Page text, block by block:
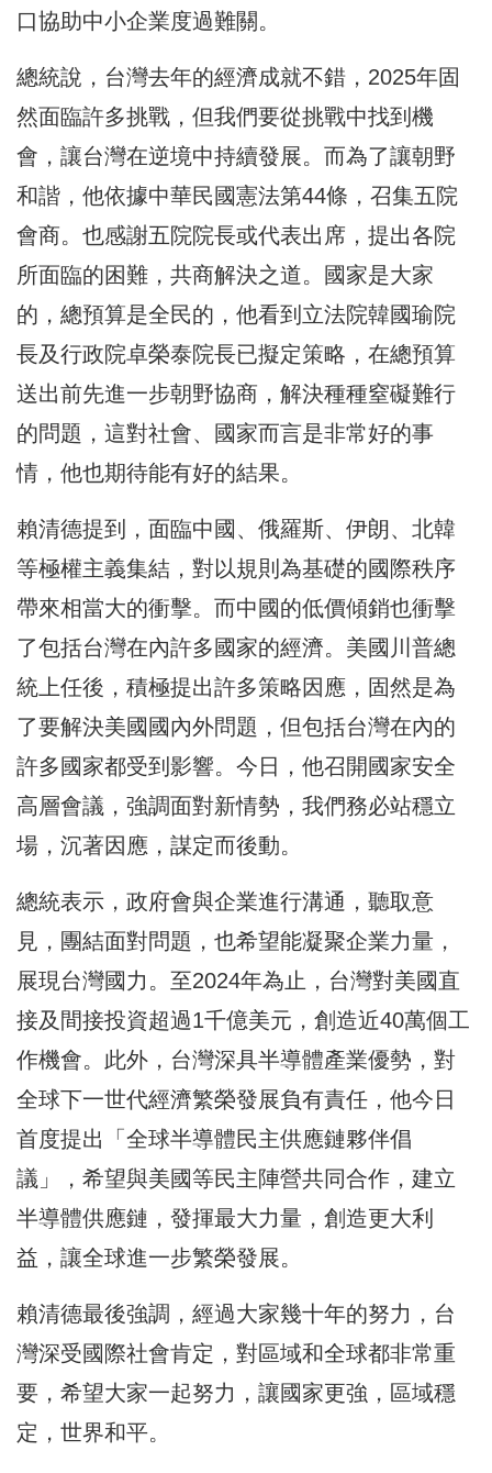
口協助中小企業度過難關。
總統說，台灣去年的經濟成就不錯，2025年固
然面臨許多挑戰，但我們要從挑戰中找到機
會，讓台灣在逆境中持續發展。而為了讓朝野
和諧，他依據中華民國憲法第44條，召集五院
會商。也感謝五院院長或代表出席，提出各院
所面臨的困難，共商解決之道。國家是大家
的，總預算是全民的，他看到立法院韓國瑜院
長及行政院卓榮泰院長已擬定策略，在總預算
送出前先進一步朝野協商，解決種種窒礙難行
的問題，這對社會、國家而言是非常好的事
情，他也期待能有好的結果。
賴清德提到，面臨中國、俄羅斯、伊朗、北韓
等極權主義集結，對以規則為基礎的國際秩序
帶來相當大的衝擊。而中國的低價傾銷也衝擊
了包括台灣在內許多國家的經濟。美國川普總
統上任後，積極提出許多策略因應，固然是為
了要解決美國國內外問題，但包括台灣在內的
許多國家都受到影響。今日，他召開國家安全
高層會議，強調面對新情勢，我們務必站穩立
場，沉著因應，謀定而後動。
總統表示，政府會與企業進行溝通，聽取意
見，團結面對問題，也希望能凝聚企業力量，
展現台灣國力。至2024年為止，台灣對美國直
接及間接投資超過1千億美元，創造近40萬個工
作機會。此外，台灣深具半導體產業優勢，對
全球下一世代經濟繁榮發展負有責任，他今日
首度提出「全球半導體民主供應鏈夥伴倡
議」，希望與美國等民主陣營共同合作，建立
半導體供應鏈，發揮最大力量，創造更大利
益，讓全球進一步繁榮發展。
賴清德最後強調，經過大家幾十年的努力，台
灣深受國際社會肯定，對區域和全球都非常重
要，希望大家一起努力，讓國家更強，區域穩
定，世界和平。